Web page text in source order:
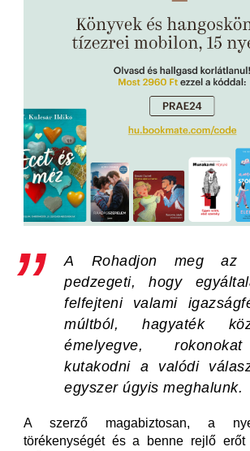
A Rohadjon meg az
pedzegeti, hogy
felfejteni valami
múltból, hagyaték
émelyegve,
kutakodni a valódi
egyszer úgyis meghalunk.
A szerző magabiztosan, a
törékenységét és a benne rejlő erőt